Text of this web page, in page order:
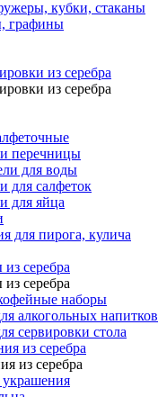
кубки, стаканы
графины
из серебра
из серебра
перечницы
для воды
для салфеток
для яйца
для пирога, кулича
серебра
серебра
наборы
алкогольных напитков
сервировки стола
из серебра
из серебра